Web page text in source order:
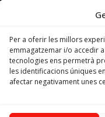
Per a oferir les millors
emmagatzemar i/o accedir
tecnologies ens permetrà
les identificacions úniques
afectar negativament unes